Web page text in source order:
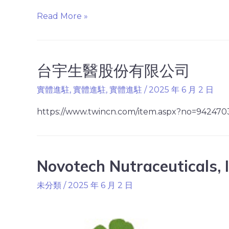
Read More »
台宇生醫股份有限公司
實體進駐, 實體進駐, 實體進駐 / 2025 年 6 月 2 日
https://www.twincn.com/
Novotech Nutraceuticals,
未分類 / 2025 年 6 月 2 日